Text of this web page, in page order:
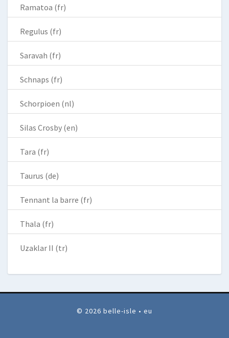
Ramatoa (fr)
Regulus (fr)
Saravah (fr)
Schnaps (fr)
Schorpioen (nl)
Silas Crosby (en)
Tara (fr)
Taurus (de)
Tennant la barre (fr)
Thala (fr)
Uzaklar II (tr)
© 2026 belle-isle • eu